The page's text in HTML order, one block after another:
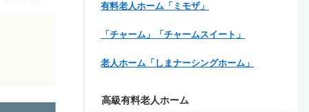
有料老人ホーム「ミモザ」
「チャーム」「チャームスイート」
老人ホーム「しまナーシングホーム」
高級有料老人ホーム